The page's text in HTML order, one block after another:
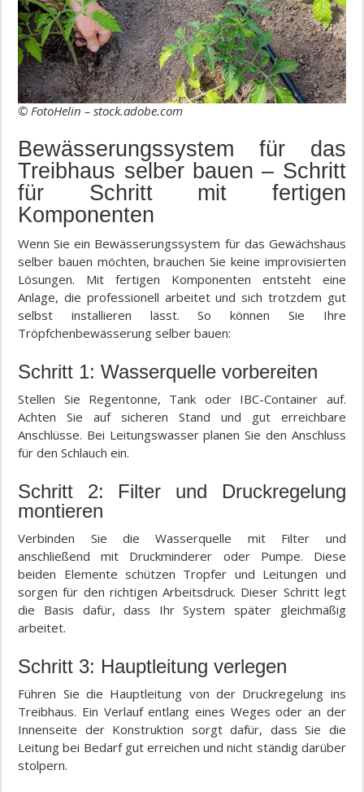
© FotoHelin – stock.adobe.com
Bewässerungssystem für das
Treibhaus selber bauen – Schritt
für Schritt mit fertigen
Komponenten
Wenn Sie ein Bewässerungssystem für das Gewächshaus
selber bauen möchten, brauchen Sie keine improvisierten
Lösungen. Mit fertigen Komponenten entsteht eine
Anlage, die professionell arbeitet und sich trotzdem gut
selbst installieren lässt. So können Sie Ihre
Tröpfchenbewässerung selber bauen:
Schritt 1: Wasserquelle vorbereiten
Stellen Sie Regentonne, Tank oder IBC-Container auf.
Achten Sie auf sicheren Stand und gut erreichbare
Anschlüsse. Bei Leitungswasser planen Sie den Anschluss
für den Schlauch ein.
Schritt 2: Filter und Druckregelung
montieren
Verbinden Sie die Wasserquelle mit Filter und
anschließend mit Druckminderer oder Pumpe. Diese
beiden Elemente schützen Tropfer und Leitungen und
sorgen für den richtigen Arbeitsdruck. Dieser Schritt legt
die Basis dafür, dass Ihr System später gleichmäßig
arbeitet.
Schritt 3: Hauptleitung verlegen
Führen Sie die Hauptleitung von der Druckregelung ins
Treibhaus. Ein Verlauf entlang eines Weges oder an der
Innenseite der Konstruktion sorgt dafür, dass Sie die
Leitung bei Bedarf gut erreichen und nicht ständig darüber
stolpern.